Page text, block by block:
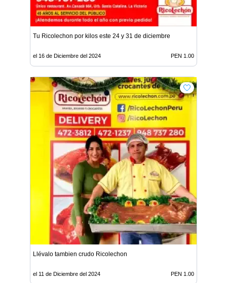
Tu Ricolechon por kilos este 24 y 31 de diciembre
el 16 de Diciembre del 2024 PEN 1.00
Llévalo tambien crudo Ricolechon
el 11 de Diciembre del 2024 PEN 1.00